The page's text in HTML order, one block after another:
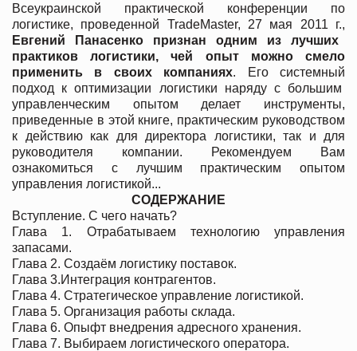
Всеукраинской практической конференции по
логистике, проведенной TradeMaster, 27 мая 2011 г.,
Евгений Панасенко признан одним из лучших
практиков логистики, чей опыт можно смело
применить в своих компаниях. Его системный
подход к оптимизации логистики наряду с большим
управленческим опытом делает инструменты,
приведенные в этой книге, практическим руководством
к действию как для директора логистики, так и для
руководителя компании. Рекомендуем Вам
ознакомиться с лучшим практическим опытом
управления логистикой...
СОДЕРЖАНИЕ
Вступление. С чего начать?
Глава 1. Отрабатываем технологию управления
запасами.
Глава 2. Создаём логистику поставок.
Глава 3.Интеграция контрагентов.
Глава 4. Стратегическое управление логистикой.
Глава 5. Организация работы склада.
Глава 6. Опыфт внедрения адресного хранения.
Глава 7. Выбираем логистического оператора.